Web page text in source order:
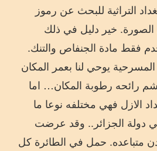
التراثية للبحث عن رموز
الصورة. خير دليل في ذلك
فقط مادة الجنفاص والتنك.
يوحي لنا بعمر المكان
رائحه رطوبة المكان… اما
الازل فهي مختلفه نوعا ما
دولة الجزائر.. وقد عرضت
متباعده. حمل في الطائرة كل